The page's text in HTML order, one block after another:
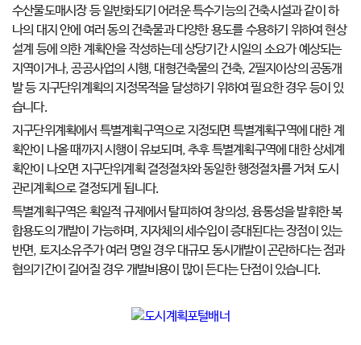
수산물도매시장 등 일반화되기 어려운 특수기능의 건축시설과 같이 하
나의 대지 안에 여러 동의 건축물과 다양한 용도를 수용하기 위하여 현상
설계 등에 의한 계획안을 작성하는데 상당기간 시일의 소요가 예상되는
지역이거나, 공공사업의 시행, 대형건축물의 건축, 2필지이상의 공동개
발 등 지구단위계획의 지정목적을 달성하기 위하여 필요한 경우 등이 있
습니다.
지구단위계획에서 특별계획구역으로 지정되면 특별계획구역에 대한 계
획안이 나올 때까지 시행이 유보되며, 추후 특별계획구역에 대한 상세계
획안이 나오면 지구단위계획 결정절차와 동일한 행정절차를 거쳐 도시
관리계획으로 결정되게 됩니다.
특별계획구역은 획일적 규제에서 탈피하여 창의성, 융통성을 발휘한 복
합용도의 개발이 가능하며, 지자체의 세수입이 증대된다는 장점이 있는
반면, 토지소유주가 여러 명일 경우 대규모 동시개발이 곤란하다는 점과
협의기간이 길어질 경우 개발비용이 많이 든다는 단점이 있습니다.